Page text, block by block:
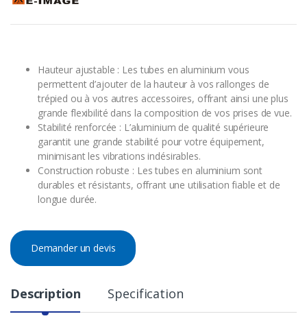
Hauteur ajustable : Les tubes en aluminium vous
permettent d’ajouter de la hauteur à vos rallonges de
trépied ou à vos autres accessoires, offrant ainsi une plus
grande flexibilité dans la composition de vos prises de vue.
Stabilité renforcée : L’aluminium de qualité supérieure
garantit une grande stabilité pour votre équipement,
minimisant les vibrations indésirables.
Construction robuste : Les tubes en aluminium sont
durables et résistants, offrant une utilisation fiable et de
longue durée.
Demander un devis
Description Specification